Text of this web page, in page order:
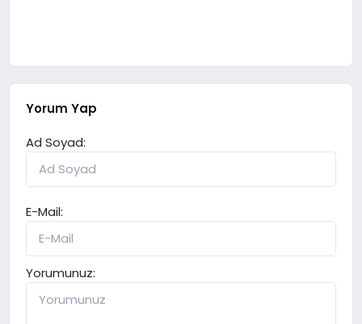
Yorum Yap
Ad Soyad:
E-Mail:
Yorumunuz: